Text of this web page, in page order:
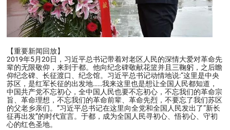
【重要新闻回放】
2019年5月20日，习近平总书记带着对老区人民的深情大爱对革命先
辈的无限敬仰，来到于都。他向纪念碑敬献花篮并且三鞠躬，之后瞻
仰纪念碑、长征渡口、纪念馆。习近平总书记动情地说:“这里是中央
苏区，是红军长征的出发地……我来这里也是想让全国人民都知道，
中国共产党不忘初心，全中国人民也要不忘初心，不忘我们的革命宗
旨、革命理想，不忘我们的革命前辈、革命先烈，不要忘了我们苏区
的父老乡亲们。”习近平总书记在这里向全党和全国人民发出了“新长
征再出发”的时代宣言。于都，成为全国人民寻初心、悟初心、守初
心的红色圣地。